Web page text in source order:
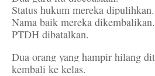
Status hukum mereka dipulihkan.
Nama baik mereka dikembalikan.
PTDH dibatalkan.
Dua orang yang hampir hilang
kembali ke kelas.